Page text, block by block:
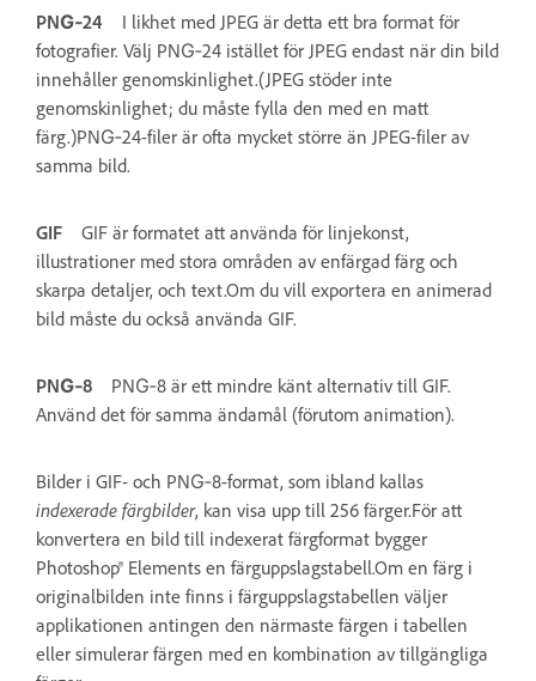
PNG‑24
I likhet med JPEG är detta ett bra format för
fotografier. Välj PNG‑24 istället för JPEG endast när din bild
innehåller genomskinlighet.(JPEG stöder inte
genomskinlighet; du måste fylla den med en matt
färg.)PNG‑24-filer är ofta mycket större än JPEG-filer av
samma bild.
GIF
GIF är formatet att använda för linjekonst,
illustrationer med stora områden av enfärgad färg och
skarpa detaljer, och text.Om du vill exportera en animerad
bild måste du också använda GIF.
PNG‑8
PNG‑8 är ett mindre känt alternativ till GIF.
Använd det för samma ändamål (förutom animation).
Bilder i GIF- och PNG‑8-format, som ibland kallas
indexerade färgbilder, kan visa upp till 256 färger.För att
konvertera en bild till indexerat färgformat bygger
Photoshop® Elements en färguppslagstabell.Om en färg i
originalbilden inte finns i färguppslagstabellen väljer
applikationen antingen den närmaste färgen i tabellen
eller simulerar färgen med en kombination av tillgängliga